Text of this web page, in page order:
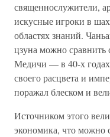
священнослужители,
искусные игроки в
областях знаний.
цзуна можно
Медичи — в 40-х
своего расцвета и
поражал блеском и
Источником этого
экономика, что можно